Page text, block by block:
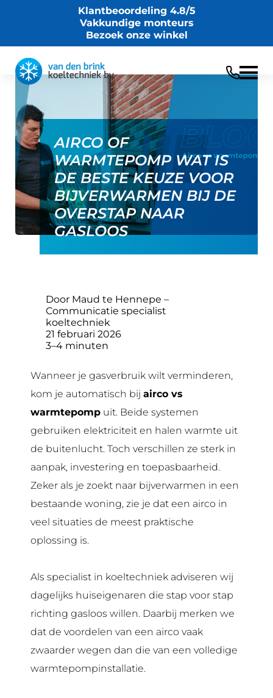
Klantbeoordeling 4.8/5
Vakkundige monteurs
Bezoek onze winkel
AIRCO OF
WARMTEPOMP WAT IS
DE BESTE KEUZE VOOR
BIJVERWARMEN BIJ DE
OVERSTAP NAAR
GASLOOS
Door Maud te Hennepe –
Communicatie specialist
koeltechniek
21 februari 2026
3–4 minuten
Wanneer je gasverbruik wilt verminderen,
kom je automatisch bij airco vs
warmtepomp uit. Beide systemen
gebruiken elektriciteit en halen warmte uit
de buitenlucht. Toch verschillen ze sterk in
aanpak, investering en toepasbaarheid.
Zeker als je zoekt naar bijverwarmen in een
bestaande woning, zie je dat een airco in
veel situaties de meest praktische
oplossing is.
Als specialist in koeltechniek adviseren wij
dagelijks huiseigenaren die stap voor stap
richting gasloos willen. Daarbij merken we
dat de voordelen van een airco vaak
zwaarder wegen dan die van een volledige
warmtepompinstallatie.